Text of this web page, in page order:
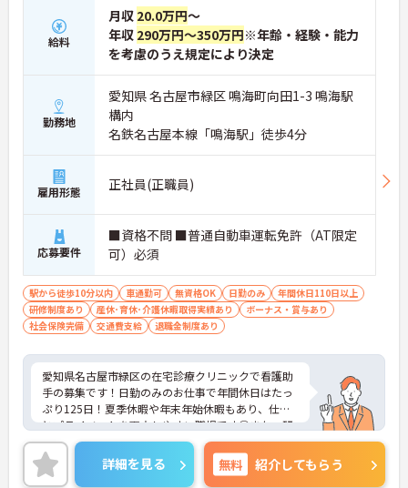
給料
月収 20.0万円～
年収 290万円～350万円※年齢・経験・能力
を考慮のうえ規定により決定
勤務地
愛知県 名古屋市緑区 鳴海町向田1-3 鳴海駅
構内
名鉄名古屋本線「鳴海駅」徒歩4分
雇用形態 正社員(正職員)
応募要件
■資格不問 ■普通自動車運転免許（AT限定
可）必須
駅から徒歩10分以内 車通勤可 無資格OK 日勤のみ
年間休日110日以上
研修制度あり
産休･育休･介護休暇取得実績あり
ボーナス・賞与あり
社会保険完備
交通費支給 退職金制度あり
愛知県名古屋市緑区の在宅診療クリニックで看護助
手の募集です！日勤のみのお仕事で年間休日はたっ
ぷり125日！夏季休暇や年末年始休暇もあり、仕事
とプライベートを両立しやすい職場です◎また、研
修支援制度などもあり、働きながらスキルアップを
目指せます♪ご興味のある方は面接ポイントをお伝
えしますので、お気軽にご相談ください！
詳細を見る 無料 紹介してもらう